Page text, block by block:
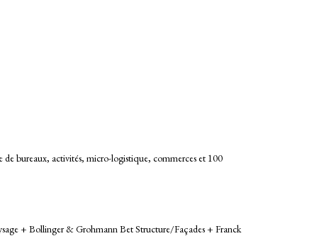
bureaux, activités, micro-logistique, commerces et 100
+ Bollinger & Grohmann Bet Structure/Façades + Franck